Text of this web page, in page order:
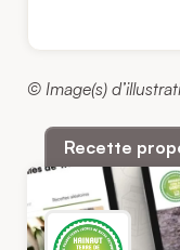
© Image(s)
Recette